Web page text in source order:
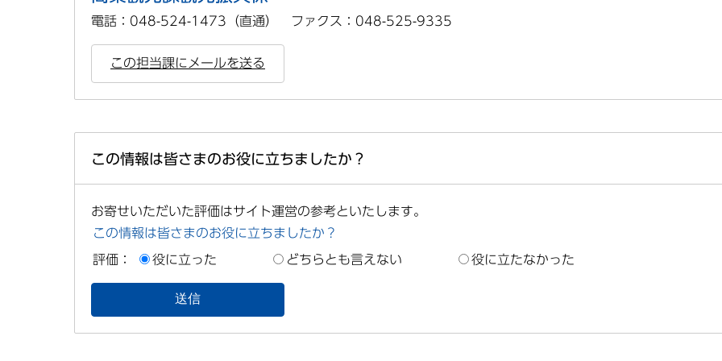
電話：048-524-1473（直通） ファクス：048-525-9335
この担当課にメールを送る
この情報は皆さまのお役に立ちましたか？
お寄せいただいた評価はサイト運営の参考といたします。
この情報は皆さまのお役に立ちましたか？
評価： 役に立った どちらとも言えない 役に立たなかった